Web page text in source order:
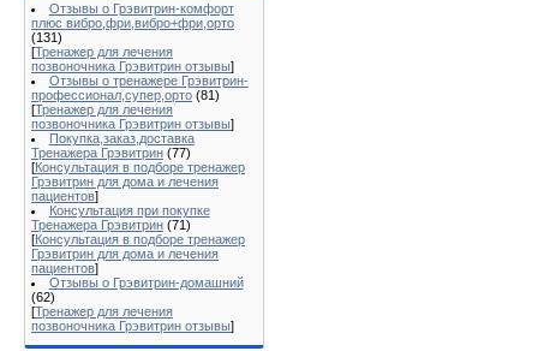
Отзывы о Грэвитрин-комфорт
плюс вибро,фри,вибро+фри,орто
(131)
[Тренажер для лечения
позвоночника Грэвитрин отзывы]
Отзывы о тренажере Грэвитрин-
профессионал,супер,орто (81)
[Тренажер для лечения
позвоночника Грэвитрин отзывы]
Покупка,заказ,доставка
Тренажера Грэвитрин (77)
[Консультация в подборе тренажер
Грэвитрин для дома и лечения
пациентов]
Консультация при покупке
Тренажера Грэвитрин (71)
[Консультация в подборе тренажер
Грэвитрин для дома и лечения
пациентов]
Отзывы о Грэвитрин-домашний
(62)
[Тренажер для лечения
позвоночника Грэвитрин отзывы]